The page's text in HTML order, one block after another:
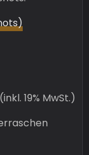
(inkl. 19% MwSt.)